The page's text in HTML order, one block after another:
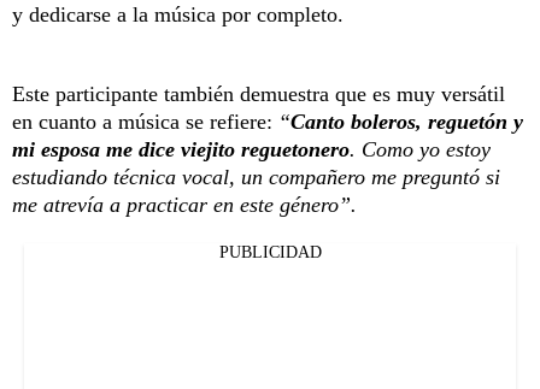
y dedicarse a la música por completo.
Este participante también demuestra que es muy versátil
en cuanto a música se refiere: “Canto boleros, reguetón y
mi esposa me dice viejito reguetonero. Como yo estoy
estudiando técnica vocal, un compañero me preguntó si
me atrevía a practicar en este género”.
PUBLICIDAD